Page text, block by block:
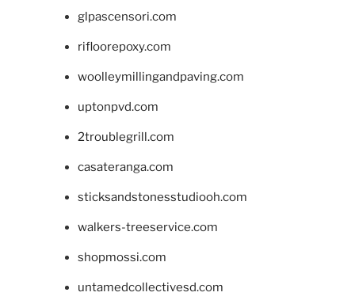
glpascensori.com
rifloorepoxy.com
woolleymillingandpaving.com
uptonpvd.com
2troublegrill.com
casateranga.com
sticksandstonesstudiooh.com
walkers-treeservice.com
shopmossi.com
untamedcollectivesd.com